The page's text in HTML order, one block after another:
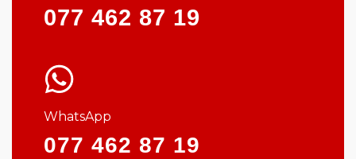
077 462 87 19
WhatsApp
077 462 87 19